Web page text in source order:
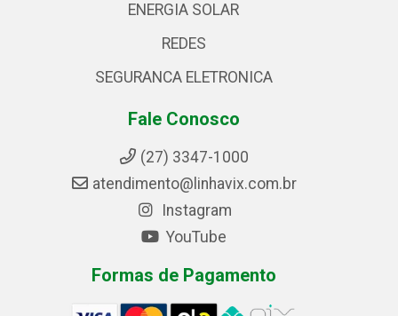
ENERGIA SOLAR
REDES
SEGURANCA ELETRONICA
Fale Conosco
(27) 3347-1000
atendimento@linhavix.com.br
Instagram
YouTube
Formas de Pagamento